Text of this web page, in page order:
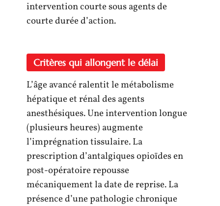
intervention courte sous agents de
courte durée d’action.
Critères qui allongent le délai
L’âge avancé ralentit le métabolisme
hépatique et rénal des agents
anesthésiques. Une intervention longue
(plusieurs heures) augmente
l’imprégnation tissulaire. La
prescription d’antalgiques opioïdes en
post-opératoire repousse
mécaniquement la date de reprise. La
présence d’une pathologie chronique